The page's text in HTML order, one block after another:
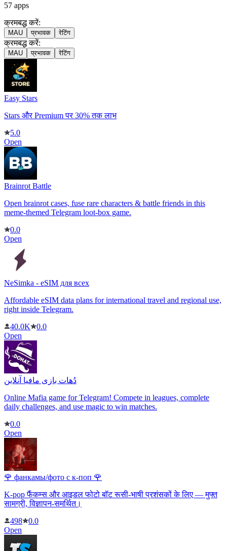
57 apps
क्रमबद्ध करें:
MAU प्रभावक रेटिंग
क्रमबद्ध करें:
MAU प्रभावक रेटिंग
Easy Stars
Stars और Premium पर 30% तक लाभ
5.0
Open
Brainrot Battle
Open brainrot cases, fuse rare characters & battle friends in this
meme-themed Telegram loot-box game.
0.0
Open
NeSimka - eSIM для всех
Affordable eSIM data plans for international travel and regional use,
right inside Telegram.
40.0K
0.0
Open
دُهات بازی مافیا آنلاین
Online Mafia game for Telegram! Compete in leagues, complete
daily challenges, and use magic to win matches.
0.0
Open
🌹 фанкамы/фото с к-поп 🌹
K-pop फैंकम्स और आइडल फोटो बॉट रूसी-भाषी प्रशंसकों के लिए — मुफ्त
सामग्री, विज्ञापन-समर्थित।
498
0.0
Open